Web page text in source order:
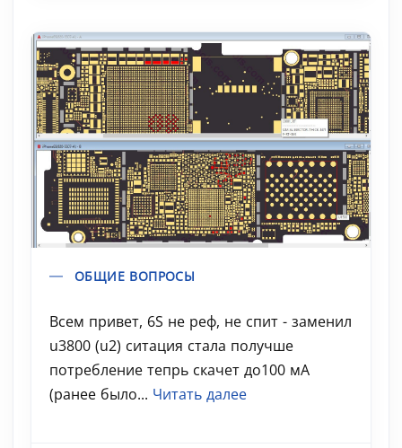
ОБЩИЕ ВОПРОСЫ
Всем привет, 6S не реф, не спит - заменил
u3800 (u2) ситация стала получше
потребление тепрь скачет до100 мА
(ранее было... Читать далее